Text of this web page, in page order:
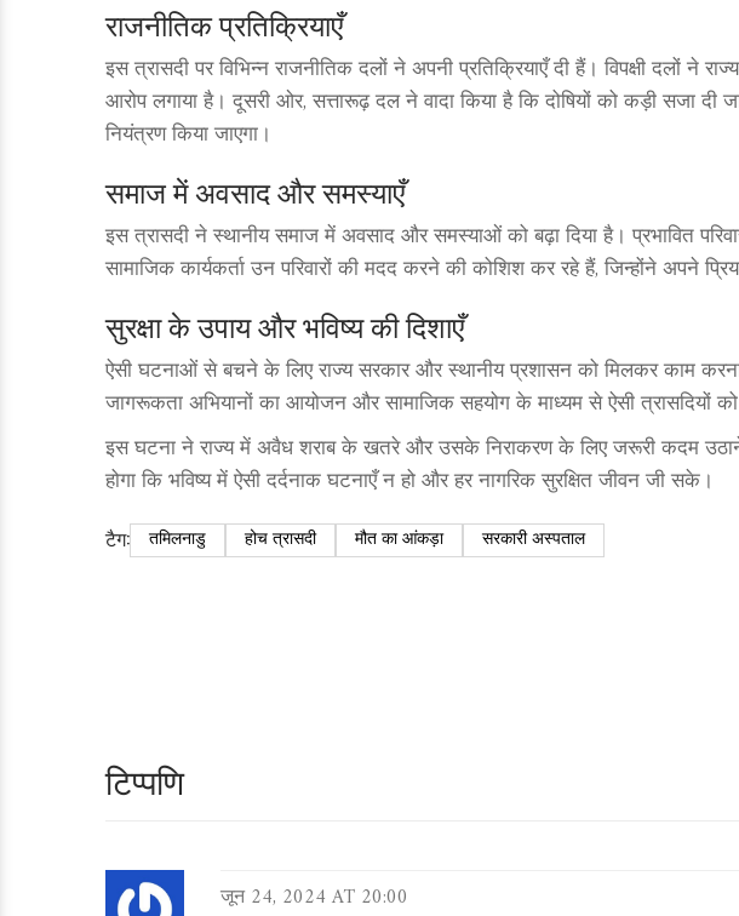
राजनीतिक प्रतिक्रियाएँ
इस त्रासदी पर विभिन्न राजनीतिक दलों ने अपनी प्रतिक्रियाएँ दी हैं। विपक्षी दलों ने
आरोप लगाया है। दूसरी ओर, सत्तारूढ़ दल ने वादा किया है कि दोषियों को कड़ी सजा
नियंत्रण किया जाएगा।
समाज में अवसाद और समस्याएँ
इस त्रासदी ने स्थानीय समाज में अवसाद और समस्याओं को बढ़ा दिया है। प्रभावित
सामाजिक कार्यकर्ता उन परिवारों की मदद करने की कोशिश कर रहे हैं, जिन्होंने अपने
सुरक्षा के उपाय और भविष्य की दिशाएँ
ऐसी घटनाओं से बचने के लिए राज्य सरकार और स्थानीय प्रशासन को मिलकर काम
जागरूकता अभियानों का आयोजन और सामाजिक सहयोग के माध्यम से ऐसी त्रासदियों
इस घटना ने राज्य में अवैध शराब के खतरे और उसके निराकरण के लिए जरूरी कदम उठाने
होगा कि भविष्य में ऐसी दर्दनाक घटनाएँ न हो और हर नागरिक सुरक्षित जीवन जी सके।
टैग: तमिलनाडु होच त्रासदी मौत का आंकड़ा सरकारी अस्पताल
टिप्पणि
जून 24, 2024 AT 20:00